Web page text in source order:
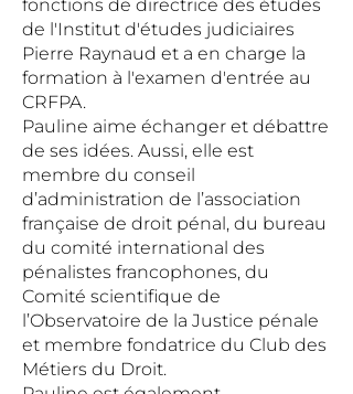
fonctions de directrice des études
de l'Institut d'études judiciaires
Pierre Raynaud et a en charge la
formation à l'examen d'entrée au
CRFPA.
Pauline aime échanger et débattre
de ses idées. Aussi, elle est
membre du conseil
d’administration de l’association
française de droit pénal, du bureau
du comité international des
pénalistes francophones, du
Comité scientifique de
l’Observatoire de la Justice pénale
et membre fondatrice du Club des
Métiers du Droit.